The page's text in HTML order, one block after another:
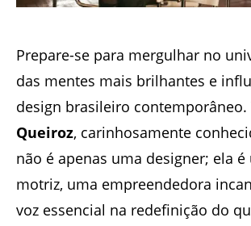
Prepare-se para mergulhar no
das mentes mais brilhantes e
design brasileiro contemporâneo.
Queiroz, carinhosamente
não é apenas uma designer; ela
motriz, uma empreendedora
voz essencial na redefinição do